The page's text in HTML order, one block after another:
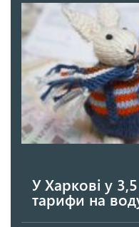
У Харкові у
тарифи на